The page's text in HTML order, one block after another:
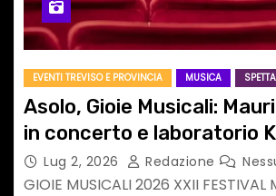
EVENTI TREVISO E PROVINCIA MUSICA
Asolo, Gioie Musicali:
in concerto e laboratorio
Lug 2, 2026 Redazione
GIOIE MUSICALI 2026 XXII FESTIVAL